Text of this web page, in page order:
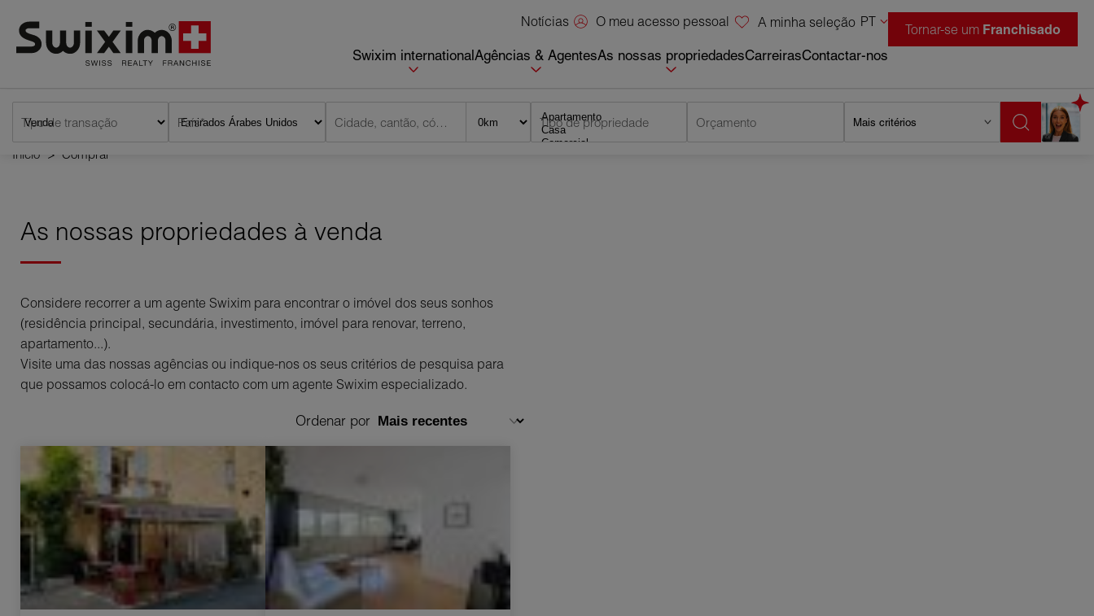
Notícias O meu acesso pessoal A minha seleção PT
Swixim internationalAgências & AgentesAs nossas propriedadesCarreirasContactar-nos
Tornar-se um Franchisado
Tipo de transação País* Cidade, cantão, código postal Tipo de propriedade Orçamento Mais critérios
Início > Comprar
As nossas propriedades à venda
Considere recorrer a um agente Swixim para encontrar o imóvel dos seus sonhos
(residência principal, secundária, investimento, imóvel para renovar, terreno,
apartamento...).
Visite uma das nossas agências ou indique-nos os seus critérios de pesquisa para
que possamos colocá-lo em contacto com um agente Swixim especializado.
Ordenar por
Venda Casa Taulignan 7 Quartos 230 m²